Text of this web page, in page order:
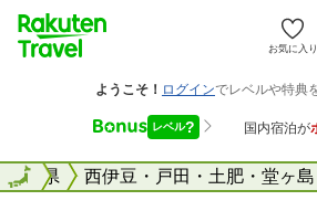
お気に入り
静岡県 西伊豆・戸田・土肥・堂ヶ島
全国